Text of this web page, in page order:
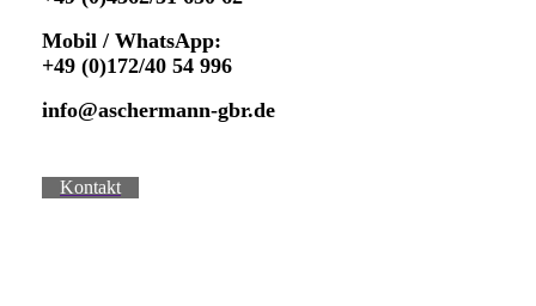
Mobil / WhatsApp:
+49 (0)172/40 54 996
info@aschermann-gbr.de
Kontakt